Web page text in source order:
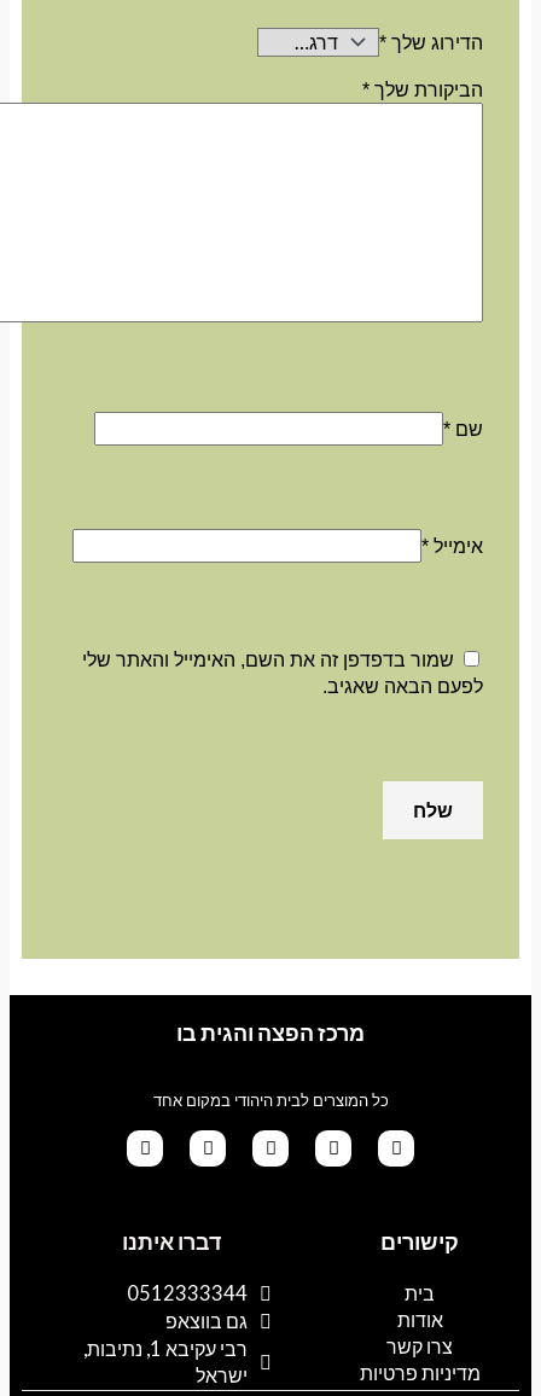
הדירוג שלך*
הביקורת שלך*
שם*
אימייל*
שמור בדפדפן זה את השם, האימייל והאתר שלי
לפעם הבאה שאגיב.
מרכז הפצה והגית בו
כל המוצרים לבית היהודי במקום אחד
a
s
a
p
p
o
k
o
l
e
קישורים
בית
אודות
צרו קשר
מדיניות פרטיות
דברו איתנו
0512333344
גם בווצאפ
רבי עקיבא 1, נתיבות,
ישראל